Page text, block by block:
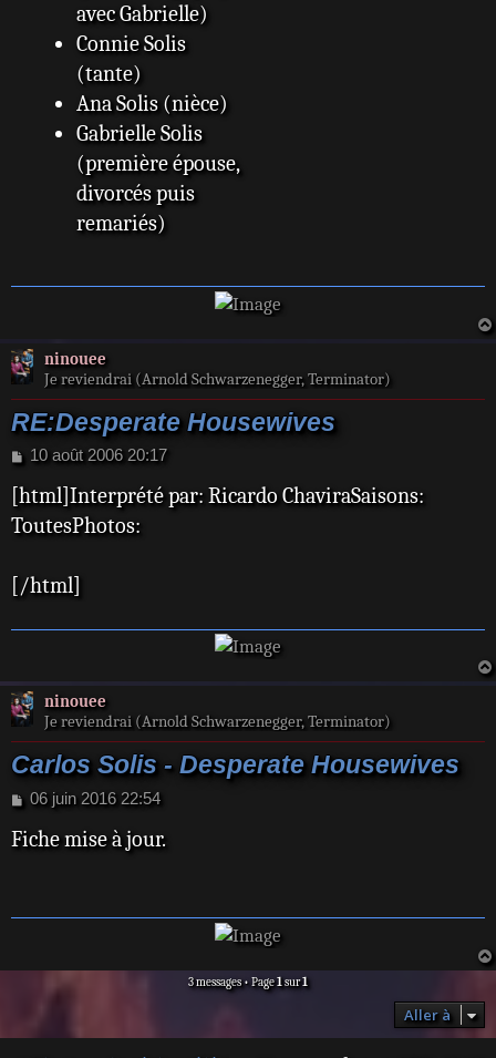
avec Gabrielle)
Connie Solis
(tante)
Ana Solis (nièce)
Gabrielle Solis
(première épouse,
divorcés puis
remariés)
ninouee
Je reviendrai (Arnold Schwarzenegger, Terminator)
RE:Desperate Housewives
M
s
a
e
10 août 2006 20:17
[html]Interprété par: Ricardo ChaviraSaisons:
ToutesPhotos:
[/html]
ninouee
Je reviendrai (Arnold Schwarzenegger, Terminator)
Carlos Solis - Desperate Housewives
M
s
e
06 juin 2016 22:54
Fiche mise à jour.
3 messages • Page1sur1
Aller à